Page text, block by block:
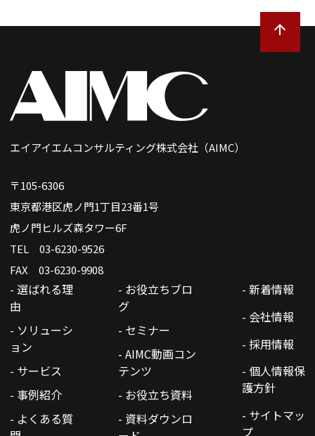
エイアイエムコンサルティング株式会社（AIMC）
〒105-6306
東京都港区虎ノ門1丁目23番1号
虎ノ門ヒルズ森タワー6F
TEL 03-6230-9526
FAX 03-6230-9908
- 選ばれる理
由
- ソリューシ
ョン
- サービス
- 事例紹介
- よくある質
- お役立ちブロ
グ
- セミナー
- AIMC動画コン
テンツ
- お役立ち資料
- 資料ダウンロ
- 新着情報
- 会社情報
- 採用情報
- 個人情報保
護方針
- サイトマッ
プ